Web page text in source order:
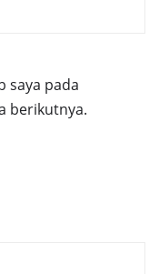
saya pada
berikutnya.